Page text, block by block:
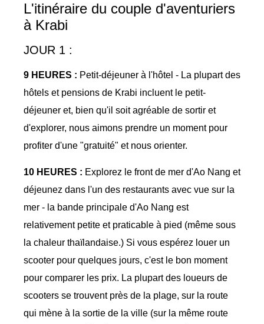
L'itinéraire du couple d'aventuriers
à Krabi
JOUR 1 :
9 HEURES : Petit-déjeuner à l'hôtel - La plupart des
hôtels et pensions de Krabi incluent le petit-
déjeuner et, bien qu'il soit agréable de sortir et
d'explorer, nous aimons prendre un moment pour
profiter d'une "gratuité" et nous orienter.
10 HEURES : Explorez le front de mer d'Ao Nang et
déjeunez dans l'un des restaurants avec vue sur la
mer - la bande principale d'Ao Nang est
relativement petite et praticable à pied (même sous
la chaleur thaïlandaise.) Si vous espérez louer un
scooter pour quelques jours, c'est le bon moment
pour comparer les prix. La plupart des loueurs de
scooters se trouvent près de la plage, sur la route
qui mène à la sortie de la ville (sur la même route